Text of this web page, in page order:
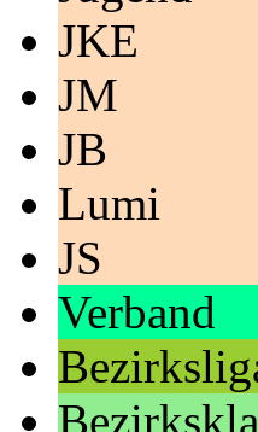
JKE
JM
JB
Lumi
JS
Verband